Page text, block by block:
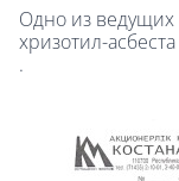
Одно из
хризотил-
.